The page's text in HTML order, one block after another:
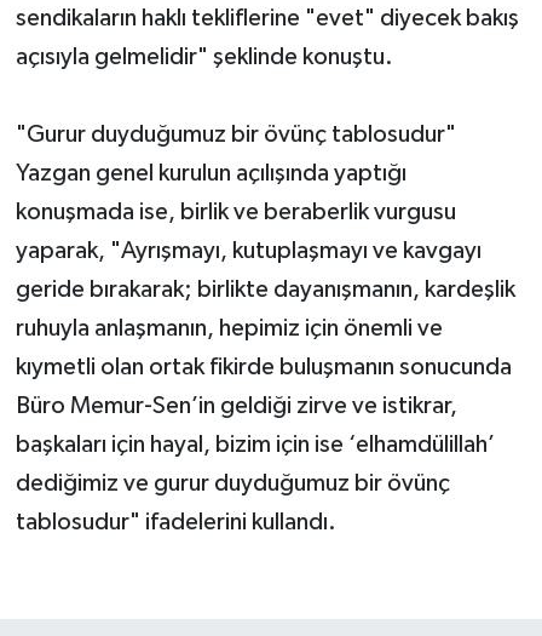
sendikaların haklı tekliflerine "evet" diyecek bakış
açısıyla gelmelidir" şeklinde konuştu.
"Gurur duyduğumuz bir övünç tablosudur"
Yazgan genel kurulun açılışında yaptığı
konuşmada ise, birlik ve beraberlik vurgusu
yaparak, "Ayrışmayı, kutuplaşmayı ve kavgayı
geride bırakarak; birlikte dayanışmanın, kardeşlik
ruhuyla anlaşmanın, hepimiz için önemli ve
kıymetli olan ortak fikirde buluşmanın sonucunda
Büro Memur-Sen’in geldiği zirve ve istikrar,
başkaları için hayal, bizim için ise ‘elhamdülillah’
dediğimiz ve gurur duyduğumuz bir övünç
tablosudur" ifadelerini kullandı.